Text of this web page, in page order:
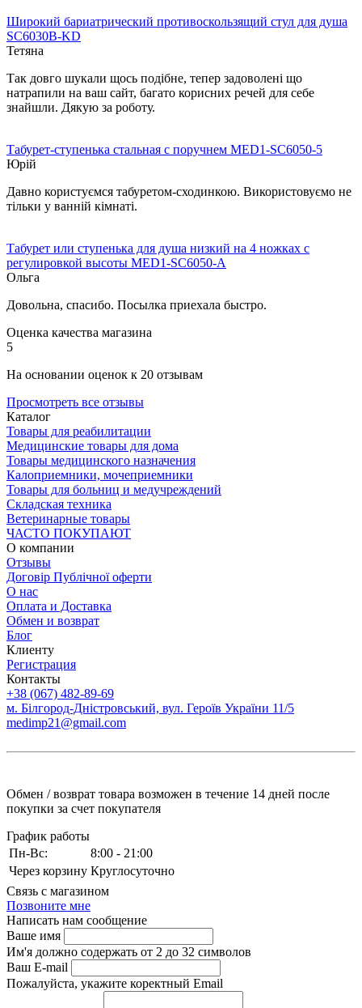
Широкий бариатрический противоскользящий стул для душа
SC6030B-KD
Тетяна
Так довго шукали щось подібне, тепер задоволені що
натрапили на ваш сайт, багато корисних речей для себе
знайшли. Дякую за роботу.
Табурет-ступенька стальная с поручнем MED1-SC6050-5
Юрій
Давно користуємся табуретом-сходинкою. Використовуємо не
тільки у ванній кімнаті.
Табурет или ступенька для душа низкий на 4 ножках c
регулировкой высоты MED1-SC6050-A
Ольга
Довольна, спасибо. Посылка приехала быстро.
Оценка качества магазина
5
На основании оценок к 20 отзывам
Просмотреть все отзывы
Каталог
Товары для реабилитации
Медицинские товары для дома
Товары медицинского назначения
Калоприемники, мочеприемники
Товары для больниц и медучреждений
Складская техника
Ветеринарные товары
ЧАСТО ПОКУПАЮТ
О компании
Отзывы
Договір Публічної оферти
О нас
Оплата и Доставка
Обмен и возврат
Блог
Клиенту
Регистрация
Контакты
+38 (067) 482-89-69
м. Білгород-Дністровський, вул. Героїв України 11/5
medimp21@gmail.com
Обмен / возврат товара возможен в течение 14 дней после
покупки за счет покупателя
График работы
Пн-Вс:
8:00 - 21:00
Через корзину Круглосуточно
Связь с магазином
Позвоните мне
Написать нам сообщение
Ваше имя
Им'я должно содержать от 2 до 32 символов
Ваш E-mail
Пожалуйста, укажите коректный Email